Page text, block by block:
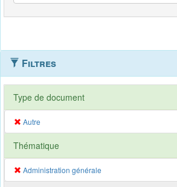
Filtres
Type de document
Autre
Thématique
Administration générale